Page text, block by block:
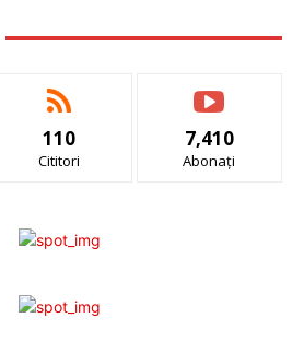
110
Cititori
7,410
Abonați